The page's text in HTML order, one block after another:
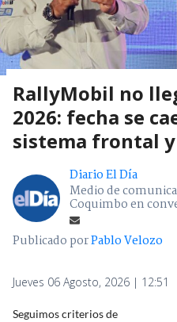
RallyMobil no
2026: fecha se
sistema frontal
Diario El Día
Medio de
Coquimbo en
Publicado porPablo Velozo
Jueves 06 Agosto, 2026 | 12:51
Seguimos criterios de